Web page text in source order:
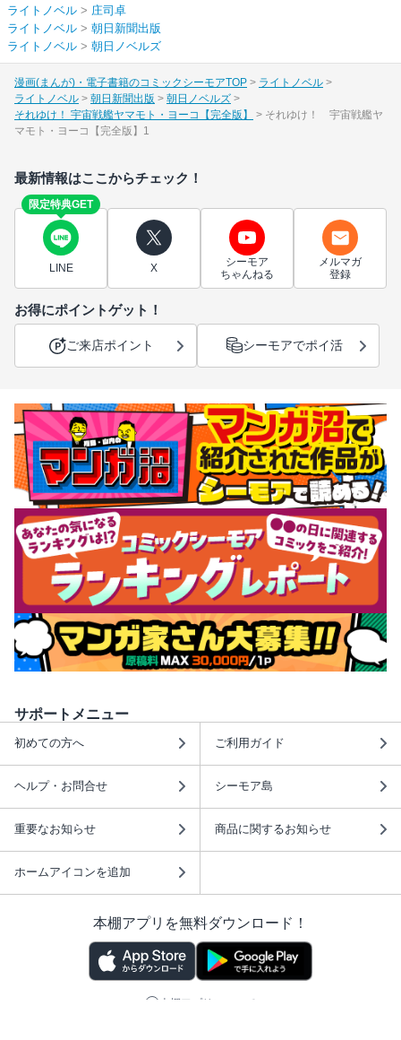
ライトノベル > 庄司卓
ライトノベル > 朝日新聞出版
ライトノベル > 朝日ノベルズ
漫画(まんが)・電子書籍のコミックシーモアTOP
ライトノベル
ライトノベル
朝日新聞出版
朝日ノベルズ
それゆけ！ 宇宙戦艦ヤマモト・ヨーコ【完全版】
それゆけ！ 宇宙戦艦ヤ
マモト・ヨーコ【完全版】1
最新情報はここからチェック！
限定特典GET
LINE X
シーモア
ちゃんねる
メルマガ
登録
お得にポイントゲット！
ご来店ポイント シーモアでポイ活
サポートメニュー
初めての方へ ご利用ガイド
ヘルプ・お問合せ シーモア島
重要なお知らせ 商品に関するお知らせ
ホームアイコンを追加
本棚アプリを無料ダウンロード！
本棚アプリについて